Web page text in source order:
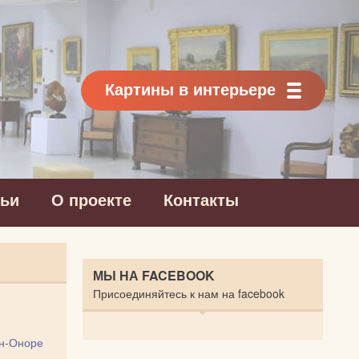
Картины в интерьере
О проекте Контакты
Оноре
МЫ НА FACEBOOK
Присоединяйтесь к нам на facebook